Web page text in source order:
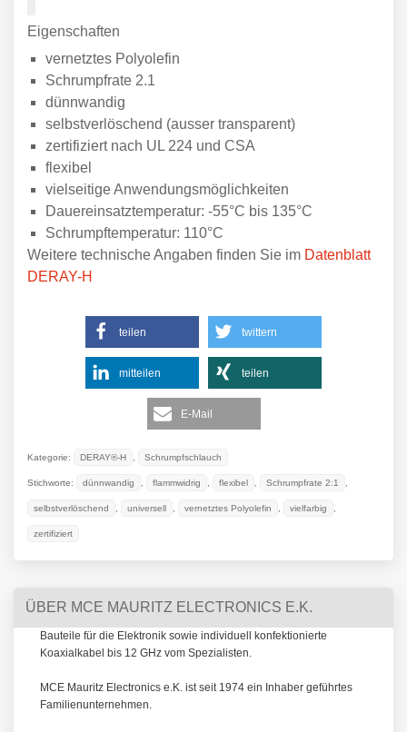
Eigenschaften
vernetztes Polyolefin
Schrumpfrate 2.1
dünnwandig
selbstverlöschend (ausser transparent)
zertifiziert nach UL 224 und CSA
flexibel
vielseitige Anwendungsmöglichkeiten
Dauereinsatztemperatur: -55°C bis 135°C
Schrumpftemperatur: 110°C
Weitere technische Angaben finden Sie im Datenblatt
DERAY-H
teilen twittern
mitteilen teilen
E-Mail
Kategorie: DERAY®-H Schrumpfschlauch
Stichworte: dünnwandig flammwidrig flexibel Schrumpfrate 2:1
selbstverlöschend universell vernetztes Polyolefin vielfarbig
zertifiziert
ÜBER MCE MAURITZ ELECTRONICS E.K.
Bauteile für die Elektronik sowie individuell konfektionierte
Koaxialkabel bis 12 GHz vom Spezialisten.
MCE Mauritz Electronics e.K. ist seit 1974 ein Inhaber geführtes
Familienunternehmen.